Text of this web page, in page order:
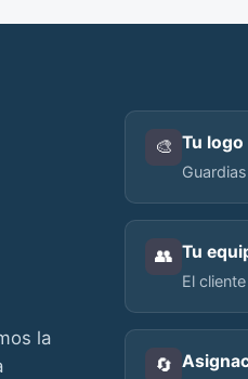
la
🎨 Tu logo
👥 Tu
El
🔄